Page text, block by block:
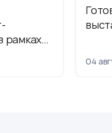
рамках
04